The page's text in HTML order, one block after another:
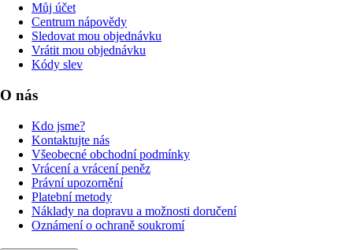
Můj účet
Centrum nápovědy
Sledovat mou objednávku
Vrátit mou objednávku
Kódy slev
O nás
Kdo jsme?
Kontaktujte nás
Všeobecné obchodní podmínky
Vrácení a vrácení peněz
Právní upozornění
Platební metody
Náklady na dopravu a možnosti doručení
Oznámení o ochraně soukromí